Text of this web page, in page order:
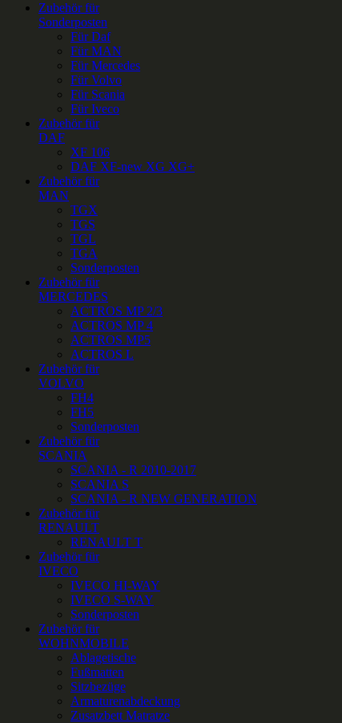
Zubehör für
Sonderposten
Für Daf
Für MAN
Für Mercedes
Für Volvo
Für Scania
Für Iveco
Zubehör für
DAF
XF 106
DAF XF-new XG XG+
Zubehör für
MAN
TGX
TGS
TGL
TGA
Sonderposten
Zubehör für
MERCEDES
ACTROS MP 2/3
ACTROS MP 4
ACTROS MP5
ACTROS L
Zubehör für
VOLVO
FH4
FH5
Sonderposten
Zubehör für
SCANIA
SCANIA - R 2010-2017
SCANIA S
SCANIA - R NEW GENERATION
Zubehör für
RENAULT
RENAULT T
Zubehör für
IVECO
IVECO HI-WAY
IVECO S-WAY
Sonderposten
Zubehör für
WOHNMOBILE
Ablagetische
Fußmatten
Sitzbezüge
Armaturenabdeckung
Zusatzbett Matratze